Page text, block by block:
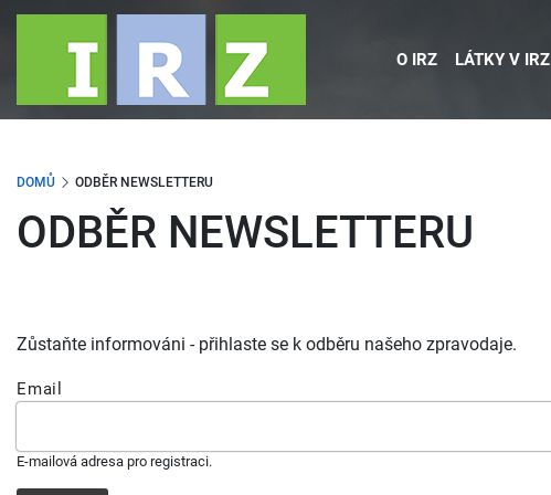
Přejít
O IRZ LÁTKY V IRZ
DOMŮ ODBĚR NEWSLETTERU
ODBĚR NEWSLETTERU
Zůstaňte informováni - přihlaste se k odběru našeho zpravodaje.
Email
E-mailová adresa pro registraci.